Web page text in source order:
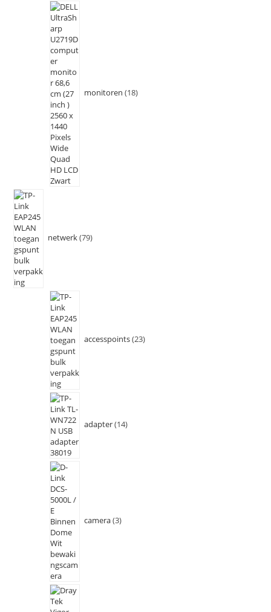
monitoren 18
netwerk 79
accesspoints 23
adapter 14
camera 3